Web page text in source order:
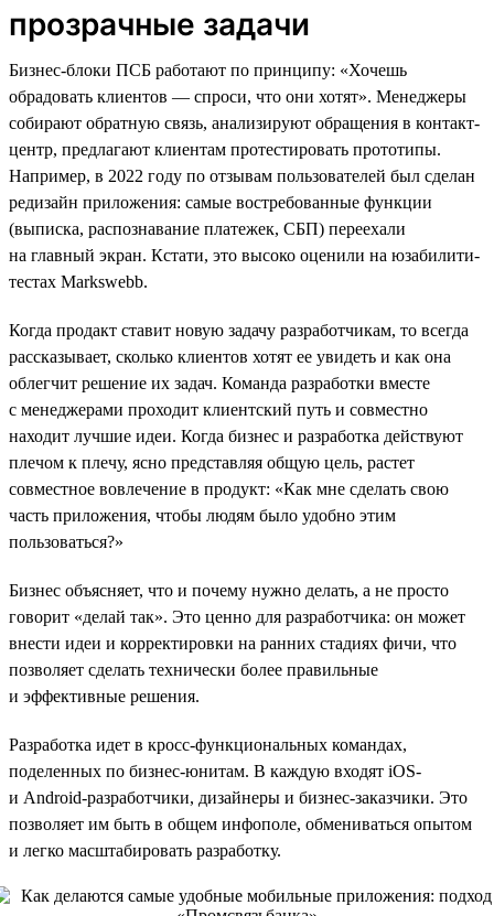
прозрачные задачи
Бизнес-блоки ПСБ работают по принципу: «Хочешь
обрадовать клиентов — спроси, что они хотят». Менеджеры
собирают обратную связь, анализируют обращения в контакт-
центр, предлагают клиентам протестировать прототипы.
Например, в 2022 году по отзывам пользователей был сделан
редизайн приложения: самые востребованные функции
(выписка, распознавание платежек, СБП) переехали
на главный экран. Кстати, это высоко оценили на юзабилити-
тестах Markswebb.
Когда продакт ставит новую задачу разработчикам, то всегда
рассказывает, сколько клиентов хотят ее увидеть и как она
облегчит решение их задач. Команда разработки вместе
с менеджерами проходит клиентский путь и совместно
находит лучшие идеи. Когда бизнес и разработка действуют
плечом к плечу, ясно представляя общую цель, растет
совместное вовлечение в продукт: «Как мне сделать свою
часть приложения, чтобы людям было удобно этим
пользоваться?»
Бизнес объясняет, что и почему нужно делать, а не просто
говорит «делай так». Это ценно для разработчика: он может
внести идеи и корректировки на ранних стадиях фичи, что
позволяет сделать технически более правильные
и эффективные решения.
Разработка идет в кросс-функциональных командах,
поделенных по бизнес-юнитам. В каждую входят iOS-
и Android-разработчики, дизайнеры и бизнес-заказчики. Это
позволяет им быть в общем инфополе, обмениваться опытом
и легко масштабировать разработку.